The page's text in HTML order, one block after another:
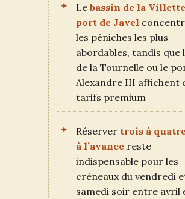
Le bassin de la Villette
port de Javel
les péniches les plus
abordables, tandis que
de la Tournelle ou le
Alexandre III affichent
tarifs premium
Réserver trois à
à l’avance reste
indispensable pour les
créneaux du vendredi
samedi soir entre avril